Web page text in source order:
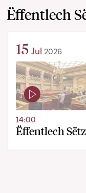
Ëffentlech
15Jul 2026
Ëffentlech
14:00